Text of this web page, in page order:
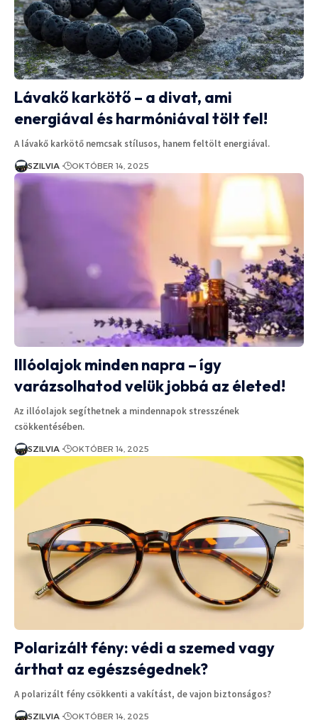
Lávakő karkötő – a divat, ami
energiával és harmóniával tölt fel!
A lávakő karkötő nemcsak stílusos, hanem feltölt energiával.
SZILVIA OKTÓBER 14, 2025
Illóolajok minden napra – így
varázsolhatod velük jobbá az életed!
Az illóolajok segíthetnek a mindennapok stresszének
csökkentésében.
SZILVIA OKTÓBER 14, 2025
Polarizált fény: védi a szemed vagy
árthat az egészségednek?
A polarizált fény csökkenti a vakítást, de vajon biztonságos?
SZILVIA OKTÓBER 14, 2025